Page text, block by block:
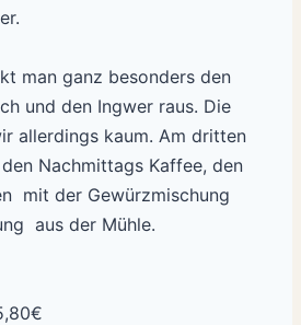
man ganz besonders den
und den Ingwer raus. Die
allerdings kaum. Am dritten
Nachmittags Kaffee, den
mit der Gewürzmischung
aus der Mühle.